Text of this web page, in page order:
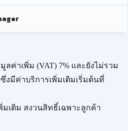
ค่าเพิ่ม (VAT) 7% และยังไม่รวม
งมีค่าบริการเพิ่มเติมเริ่มต้นที่
มเติม สงวนสิทธิ์เฉพาะลูกค้า